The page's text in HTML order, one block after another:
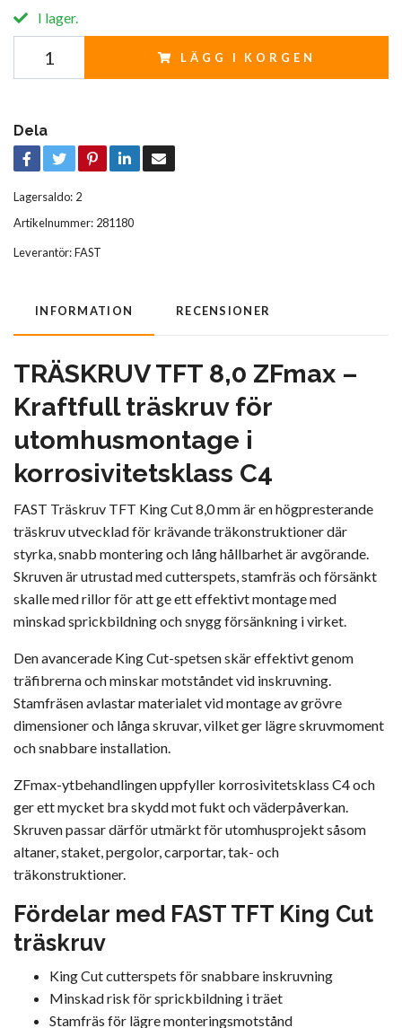
I lager.
LÄGG I KORGEN
Dela
Lagersaldo: 2
Artikelnummer: 281180
Leverantör:FAST
INFORMATION RECENSIONER
TRÄSKRUV TFT 8,0 ZFmax –
Kraftfull träskruv för
utomhusmontage i
korrosivitetsklass C4
FAST Träskruv TFT King Cut 8,0 mm är en högpresterande
träskruv utvecklad för krävande träkonstruktioner där
styrka, snabb montering och lång hållbarhet är avgörande.
Skruven är utrustad med cutterspets, stamfräs och försänkt
skalle med rillor för att ge ett effektivt montage med
minskad sprickbildning och snygg försänkning i virket.
Den avancerade King Cut-spetsen skär effektivt genom
träfibrerna och minskar motståndet vid inskruvning.
Stamfräsen avlastar materialet vid montage av grövre
dimensioner och långa skruvar, vilket ger lägre skruvmoment
och snabbare installation.
ZFmax-ytbehandlingen uppfyller korrosivitetsklass C4 och
ger ett mycket bra skydd mot fukt och väderpåverkan.
Skruven passar därför utmärkt för utomhusprojekt såsom
altaner, staket, pergolor, carportar, tak- och
träkonstruktioner.
Fördelar med FAST TFT King Cut
träskruv
King Cut cutterspets för snabbare inskruvning
Minskad risk för sprickbildning i träet
Stamfräs för lägre monteringsmotstånd